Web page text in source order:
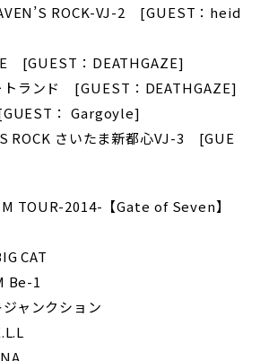
ROCK-VJ-2 [GUEST：heid
[GUEST：DEATHGAZE]
ランド [GUEST：DEATHGAZE]
： Gargoyle]
ROCK さいたま新都心VJ-3 [GUE
TOUR-2014-【Gate of Seven】
CAT
Be-1
ャンクション